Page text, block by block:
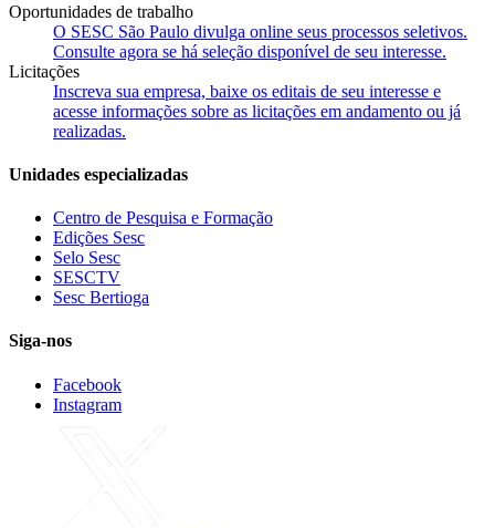
Oportunidades de trabalho
O SESC São Paulo divulga online seus processos seletivos.
Consulte agora se há seleção disponível de seu interesse.
Licitações
Inscreva sua empresa, baixe os editais de seu interesse e
acesse informações sobre as licitações em andamento ou já
realizadas.
Unidades especializadas
Centro de Pesquisa e Formação
Edições Sesc
Selo Sesc
SESCTV
Sesc Bertioga
Siga-nos
Facebook
Instagram